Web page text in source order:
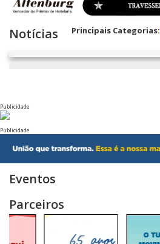
Notícias Principais Categorias:
Publicidade
Publicidade
Eventos
Parceiros